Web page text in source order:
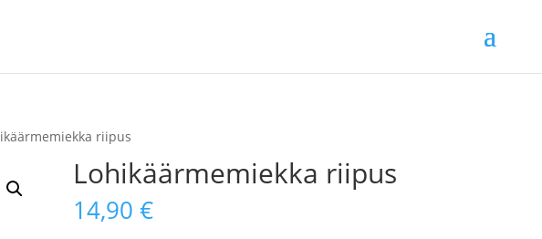
riipus
Lohikäärmemiekka riipus
14,90 €